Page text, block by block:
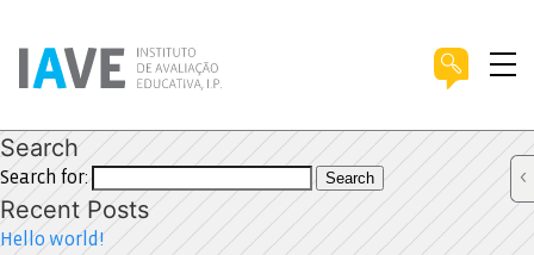
Search
Search for: Search
Recent Posts
Hello world!